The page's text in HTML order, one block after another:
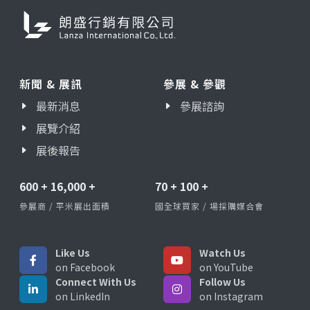
新聞 & 展訊
最新消息
展覽介紹
展後報告
參展 & 參觀
參展諮詢
600 + 16,000 +
參展商 / 平米展出面積
70 + 100 +
國全球買家 / 場採購媒合會
Like Us
on Facebook
Watch Us
on YouTube
Connect With Us
on LinkedIn
Follow Us
on Instagram